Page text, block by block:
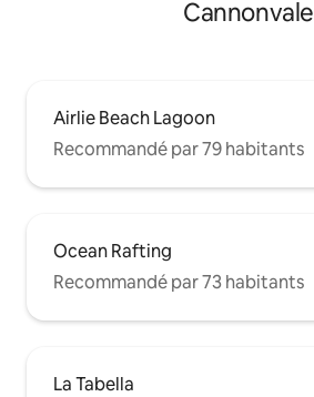
Cannonvale
Airlie Beach Lagoon
Recommandé par 79 habitants
Ocean Rafting
Recommandé par 73 habitants
La Tabella